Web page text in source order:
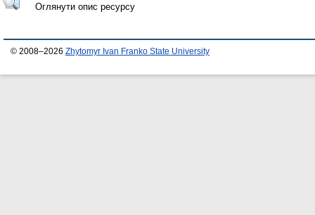
Оглянути опис ресурсу
© 2008–2026 Zhytomyr Ivan Franko State University